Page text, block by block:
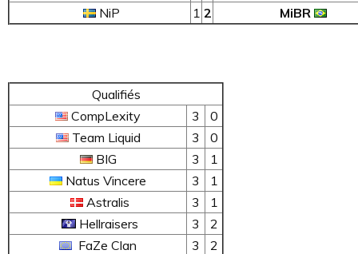
NiP
1 2 MiBR
Qualifiés
CompLexity
3
0
Team Liquid
3
0
BIG
3
1
Natus Vincere 3
1
Astralis
3
1
Hellraisers
3
2
FaZe Clan
3
2